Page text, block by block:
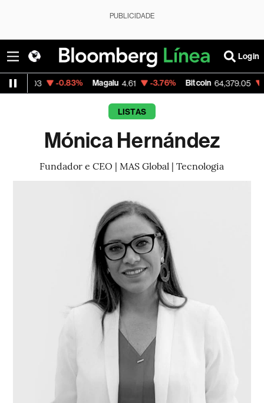
PUBLICIDADE
Login
-0.83% Magalu 4.61 -3.76% Bitcoin 64,379.05 -0.63%
LISTAS
Mónica Hernández
Fundador e CEO | MAS Global | Tecnologia